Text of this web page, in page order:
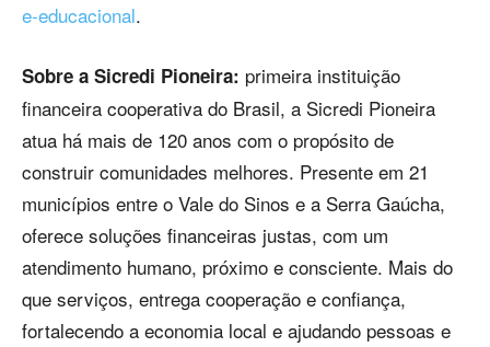
e-educacional.
Sobre a Sicredi Pioneira: primeira instituição
financeira cooperativa do Brasil, a Sicredi Pioneira
atua há mais de 120 anos com o propósito de
construir comunidades melhores. Presente em 21
municípios entre o Vale do Sinos e a Serra Gaúcha,
oferece soluções financeiras justas, com um
atendimento humano, próximo e consciente. Mais do
que serviços, entrega cooperação e confiança,
fortalecendo a economia local e ajudando pessoas e